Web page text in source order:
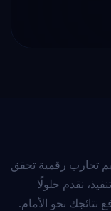
تجارب رقمية تحقق
نقدم حلولًا
نحو الأمام.